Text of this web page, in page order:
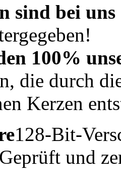
sind bei uns
100%
die durch
Kerzen
128-Bit-
Geprüft und